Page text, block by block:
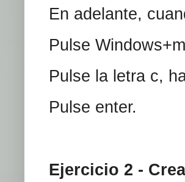
En adelante,
Pulse
Pulse la letra c,
Pulse enter.
Ejercicio 2 -